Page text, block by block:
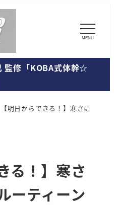
MENU
監修「KOBA式体幹☆
【明日からできる！】寒さに
る！】寒さ
ーティーン